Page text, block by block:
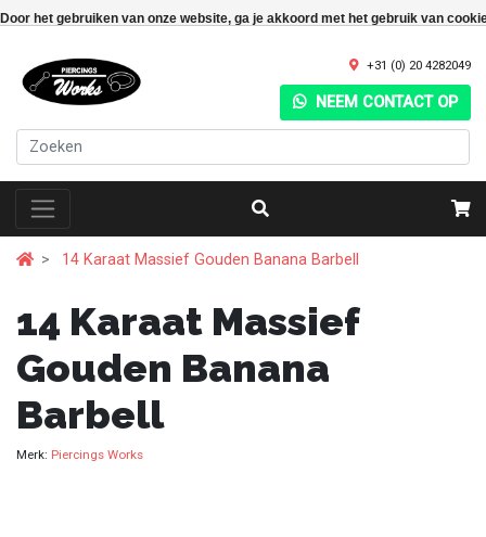
Door het gebruiken van onze website, ga je akkoord met het gebruik van
+31 (0) 20 4282049
NEEM CONTACT OP
14 Karaat Massief Gouden Banana Barbell
14 Karaat Massief
Gouden Banana
Barbell
Merk: Piercings Works